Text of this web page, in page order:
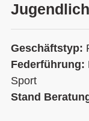
Geschäftstyp:
Federführung:
Sport
Stand